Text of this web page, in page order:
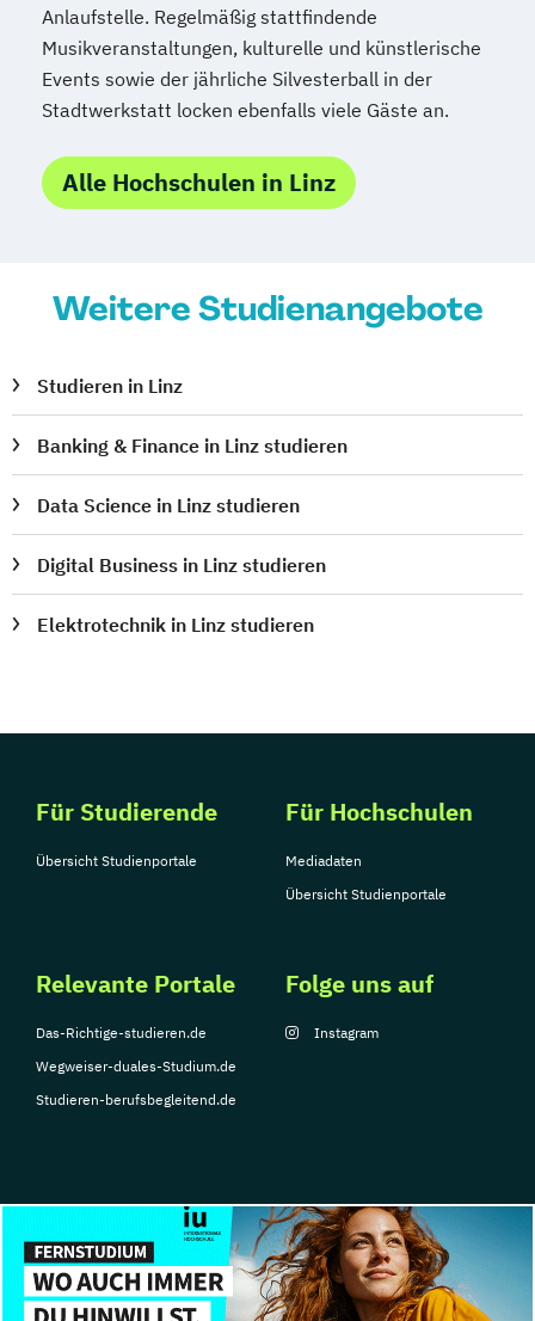
Personalmanagement
Personalmanagement (DE/EN) Pflege
Pflegemanagement Pflegepädagogik
Physiotherapie
Produktdesign
Projektmanagement (DE/EN)
Public Management für
Public Relations und Kommunikation
Pädagogik Pädagogik
Bildungsberatung und Leitung
Robotics (DE/EN) Social Media
Software Engineering (EN)
Soziale Arbeit Schwerpunkt Kinder und
Tourismusmanagement UX Design
Umweltingenieurwesen
Vertragsrecht
Wirtschaftsinformatik (DE/EN)
Anlaufstelle. Regelmäßig stattfindende
Musikveranstaltungen, kulturelle und künstlerische
Events sowie der jährliche Silvesterball in der
Stadtwerkstatt locken ebenfalls viele Gäste an.
Alle Hochschulen in Linz
Weitere Studienangebote
Studieren in Linz
Banking & Finance in Linz studieren
Data Science in Linz studieren
Digital Business in Linz studieren
Elektrotechnik in Linz studieren
Für Studierende
Übersicht Studienportale
Für Hochschulen
Mediadaten
Übersicht Studienportale
Relevante Portale
Das-Richtige-studieren.de
Wegweiser-duales-Studium.de
Studieren-berufsbegleitend.de
Folge uns auf
Instagram
© Copyright 2026, TarGroup Media GmbH
Impressum
Über
Datenschutzerklärung Nutzungsbedingungen